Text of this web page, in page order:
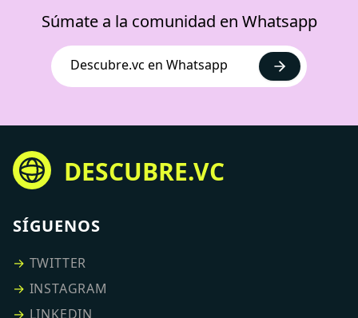
Súmate a la comunidad en Whatsapp
Descubre.vc en Whatsapp
DESCUBRE.VC
SÍGUENOS
→ TWITTER
→ INSTAGRAM
→ LINKEDIN